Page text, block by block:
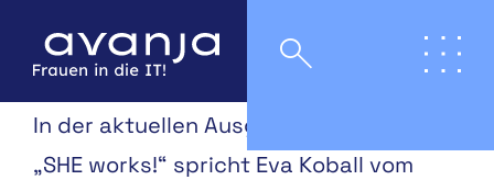
In der aktuellen Ausgabe des Magazins
„SHE works!“ spricht Eva Koball vom